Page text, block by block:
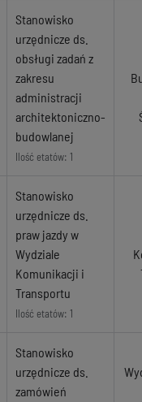
Stanowisko
urzędnicze ds.
obsługi zadań z
zakresu
administracji
architektoniczno-
budowlanej
Ilość etatów: 1
Stanowisko
urzędnicze ds.
praw jazdy w
Wydziale
Komunikacji i
Transportu
Ilość etatów: 1
Stanowisko
urzędnicze ds.
zamówień